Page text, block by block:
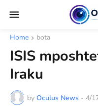
Home bota
ISIS
Iraku
by Oculus News - 4/